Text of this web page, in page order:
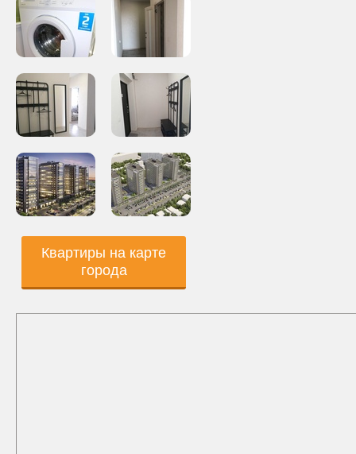
Квартиры на карте
города